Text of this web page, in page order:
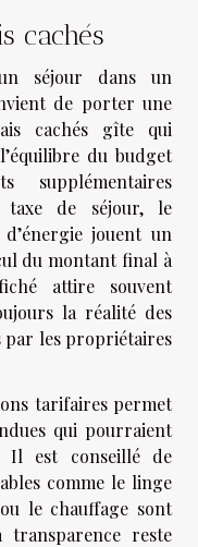
cachés
séjour dans un
de porter une
cachés gîte qui
du budget
supplémentaires
taxe de séjour, le
jouent un
du montant final à
attire souvent
la réalité des
par les propriétaires
tarifaires permet
qui pourraient
Il est conseillé de
comme le linge
le chauffage sont
reste